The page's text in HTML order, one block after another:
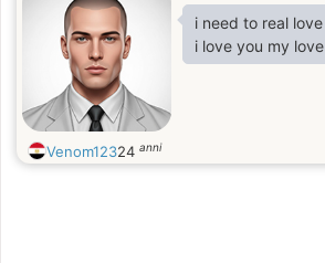
i need to real love
i love you my love
Venom12324 anni